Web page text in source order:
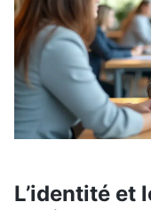
L’identité et